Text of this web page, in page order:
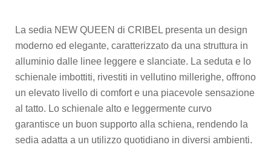
La sedia NEW QUEEN di CRIBEL presenta un design
moderno ed elegante, caratterizzato da una struttura in
alluminio dalle linee leggere e slanciate. La seduta e lo
schienale imbottiti, rivestiti in vellutino millerighe, offrono
un elevato livello di comfort e una piacevole sensazione
al tatto. Lo schienale alto e leggermente curvo
garantisce un buon supporto alla schiena, rendendo la
sedia adatta a un utilizzo quotidiano in diversi ambienti.